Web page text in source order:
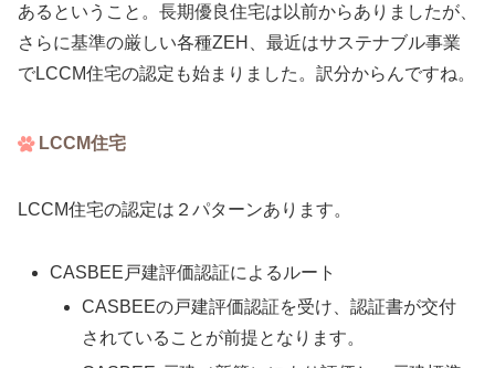
あるということ。長期優良住宅は以前からありましたが、
さらに基準の厳しい各種ZEH、最近はサステナブル事業
でLCCM住宅の認定も始まりました。訳分からんですね。
LCCM住宅
LCCM住宅の認定は２パターンあります。
CASBEE戸建評価認証によるルート
CASBEEの戸建評価認証を受け、認証書が交付
されていることが前提となります。